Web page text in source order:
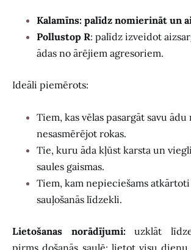
Kalamīns: palīdz nomierināt un
Pollustop R: palīdz izveidot
ādas no ārējiem agresoriem.
Ideāli piemērots:
Tiem, kas vēlas pasargāt savu
nesasmērējot rokas.
Tie, kuru āda kļūst karsta un
saules gaismas.
Tiem, kam nepieciešams
sauļošanās līdzekli.
Lietošanas norādījumi: uzklāt